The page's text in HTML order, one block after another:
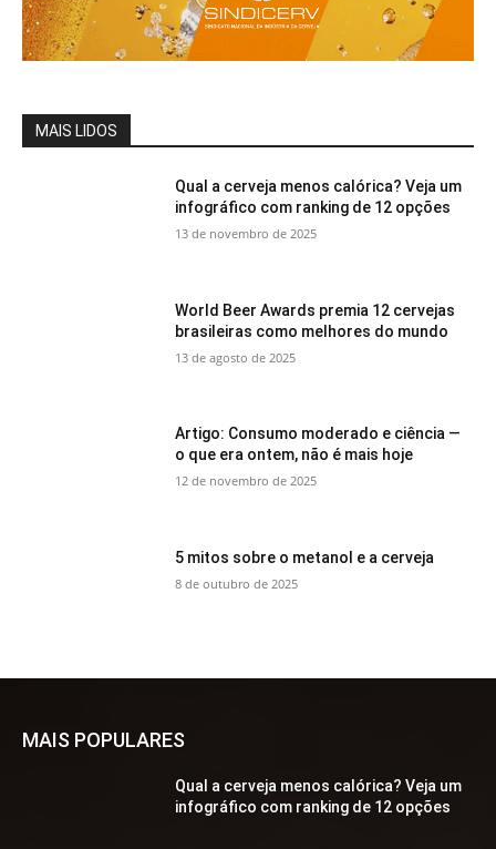
MAIS LIDOS
Qual a cerveja menos calórica? Veja um
infográfico com ranking de 12 opções
13 de novembro de 2025
World Beer Awards premia 12 cervejas
brasileiras como melhores do mundo
13 de agosto de 2025
Artigo: Consumo moderado e ciência —
o que era ontem, não é mais hoje
12 de novembro de 2025
5 mitos sobre o metanol e a cerveja
8 de outubro de 2025
MAIS POPULARES
Qual a cerveja menos calórica? Veja um
infográfico com ranking de 12 opções